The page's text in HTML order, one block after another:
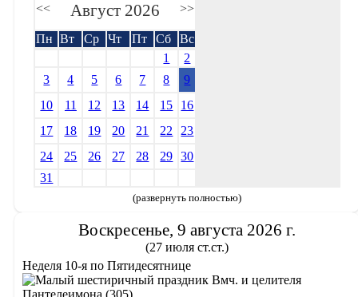
<< Август 2026 >>
Пн Вт Ср Чт Пт Сб
Вс
1
2
3
4 5 6 7 8
9
10
11 12 13 14 15
16
17
18 19 20 21 22
23
24
25 26 27 28 29
30
31
(развернуть полностью)
Воскресенье, 9 августа 2026 г.
(27 июля ст.ст.)
Неделя 10-я по Пятидесятнице
Вмч. и целителя